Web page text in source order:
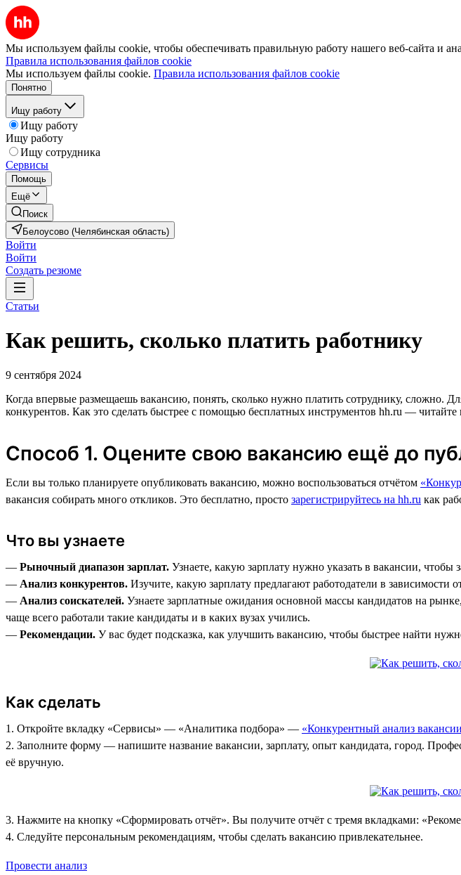
Мы используем файлы cookie, чтобы обеспечивать правильную работу нашего веб-сайта и
Правила использования файлов cookie
Мы используем файлы cookie. Правила использования файлов cookie
Понятно
Ищу работу
Ищу работу
Ищу работу
Ищу сотрудника
Сервисы
Помощь
Ещё
Поиск
Белоусово (Челябинская область)
Войти
Войти
Создать резюме
Статьи
Как решить, сколько платить работнику
9 сентября 2024
Когда впервые размещаешь вакансию, понять, сколько нужно платить сотруднику, сложно.
конкурентов. Как это сделать быстрее с помощью бесплатных инструментов hh.ru — читайте
Способ 1. Оцените свою вакансию ещё до
Если вы только планируете опубликовать вакансию, можно воспользоваться отчётом
вакансия собирать много откликов. Это бесплатно, просто зарегистрируйтесь на hh.ru как
Что вы узнаете
— Рыночный диапазон зарплат. Узнаете, какую зарплату нужно указать в вакансии, чтобы
— Анализ конкурентов. Изучите, какую зарплату предлагают работодатели в
— Анализ соискателей. Узнаете зарплатные ожидания основной массы кандидатов на
чаще всего работали такие кандидаты и в каких вузах учились.
— Рекомендации. У вас будет подсказка, как улучшить вакансию, чтобы быстрее найти
Как сделать
1. Откройте вкладку «Сервисы»‎ — «Аналитика подбора» — «Конкурентный анализ
2. Заполните форму — напишите название вакансии, зарплату, опыт кандидата, город.
её вручную.
3. Нажмите на кнопку «Сформировать отчёт». Вы получите отчёт с тремя вкладками:
4. Следуйте персональным рекомендациям, чтобы сделать вакансию привлекательнее.
Провести анализ